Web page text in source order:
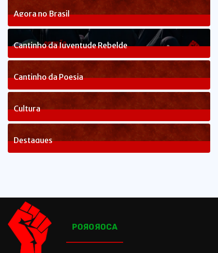
Agora no Brasil
236Posts
Cantinho da Juventude Rebelde
3Posts
Cantinho da Poesia
1Posts
Cultura
82Posts
Destaques
POЯOЯOCA